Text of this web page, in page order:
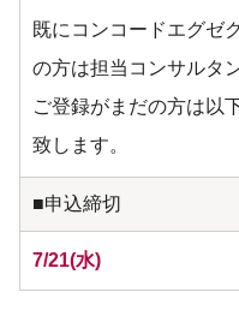
既にコンコードエグゼ
の方は担当コンサルタ
ご登録がまだの方は以
致します。
■申込締切
7/21(水)